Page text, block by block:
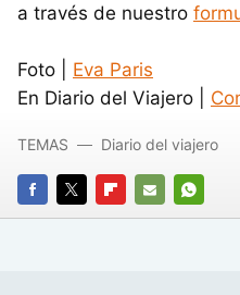
a través de nuestro
Foto | Eva Paris
En Diario del Viajero |
FACEBOOK
TWITTERFLIPBOARD
E-
TEMAS Diario del viajero